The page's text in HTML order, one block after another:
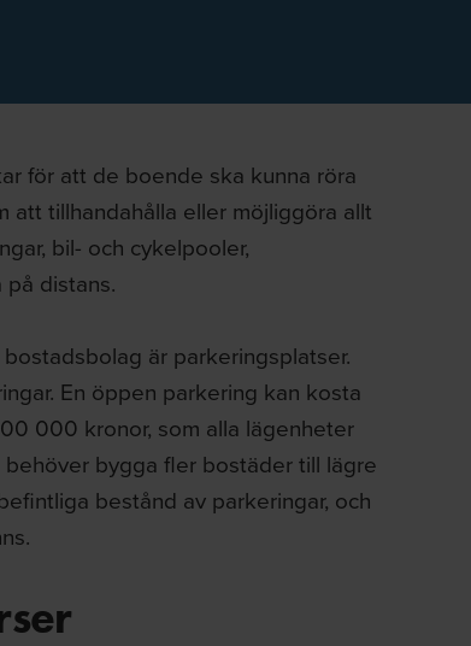
för att de boende ska kunna röra
att tillhandahålla eller möjliggöra allt
bil- och cykelpooler,
distans.
är parkeringsplatser.
En öppen parkering kan kosta
000 kronor, som alla lägenheter
bygga fler bostäder till lägre
bestånd av parkeringar, och